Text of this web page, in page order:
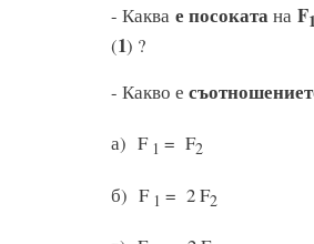
- Каква е посокатана F
(1) ?
- Какво е
а) F 1 = F2
б) F 1 = 2 F2